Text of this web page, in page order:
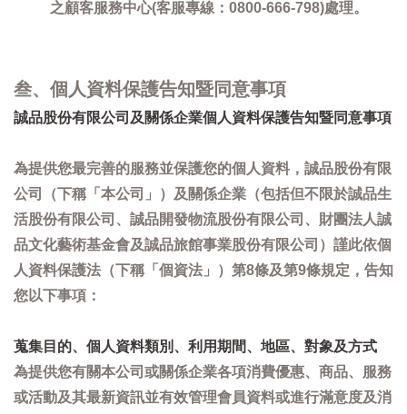
之顧客服務中心(客服專線：0800-666-798)處理。
叁、個人資料保護告知暨同意事項
誠品股份有限公司及關係企業個人資料保護告知暨同意事項
為提供您最完善的服務並保護您的個人資料，誠品股份有限
公司（下稱「本公司」）及關係企業（包括但不限於誠品生
活股份有限公司、誠品開發物流股份有限公司、財團法人誠
品文化藝術基金會及誠品旅館事業股份有限公司）謹此依個
人資料保護法（下稱「個資法」）第8條及第9條規定，告知
您以下事項：
蒐集目的、個人資料類別、利用期間、地區、對象及方式
為提供您有關本公司或關係企業各項消費優惠、商品、服務
或活動及其最新資訊並有效管理會員資料或進行滿意度及消